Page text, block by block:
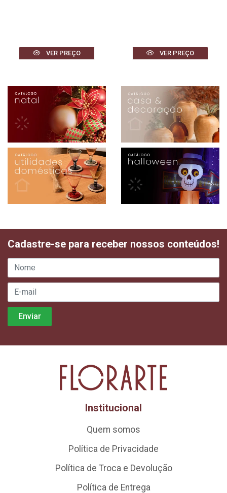
VER PREÇO VER PREÇO
Cadastre-se para receber nossos conteúdos!
Institucional
Quem somos
Política de Privacidade
Política de Troca e Devolução
Política de Entrega